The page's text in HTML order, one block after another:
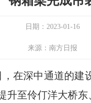
日期：2023-01-16
来源：南方日报
深中通道的建
升至伶仃洋大桥东